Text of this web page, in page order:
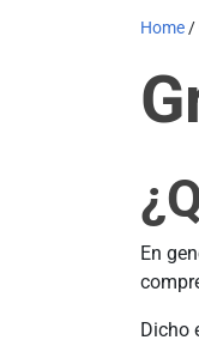
Home /
En
Dicho